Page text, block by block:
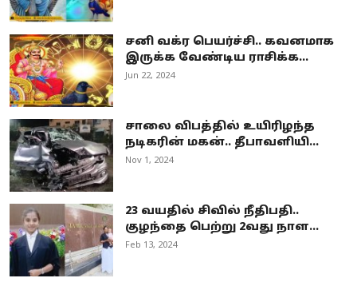
சனி வக்ர பெயர்ச்சி.. கவனமாக
இருக்க வேண்டிய ராசிக்க...
Jun 22, 2024
சாலை விபத்தில் உயிரிழந்த
நடிகரின் மகன்.. தீபாவளியி...
Nov 1, 2024
23 வயதில் சிவில் நீதிபதி..
குழந்தை பெற்று 2வது நாள...
Feb 13, 2024